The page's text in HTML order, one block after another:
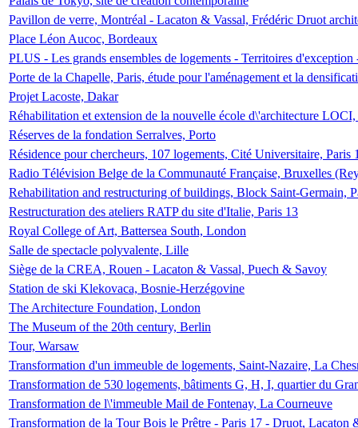
Pavillon de verre, Montréal - Lacaton & Vassal, Frédéric Druot
Place Léon Aucoc, Bordeaux
PLUS - Les grands ensembles de logements - Territoires
Porte de la Chapelle, Paris, étude pour l'aménagement et la
Projet Lacoste, Dakar
Réhabilitation et extension de la nouvelle école d\'architecture
Réserves de la fondation Serralves, Porto
Résidence pour chercheurs, 107 logements, Cité Universitaire, Paris
Radio Télévision Belge de la Communauté Française, Bruxelles
Rehabilitation and restructuring of buildings, Block Saint-Germain,
Restructuration des ateliers RATP du site d'Italie, Paris 13
Royal College of Art, Battersea South, London
Salle de spectacle polyvalente, Lille
Siège de la CREA, Rouen - Lacaton & Vassal, Puech & Savoy
Station de ski Klekovaca, Bosnie-Herzégovine
The Architecture Foundation, London
The Museum of the 20th century, Berlin
Tour, Warsaw
Transformation d'un immeuble de logements, Saint-Nazaire, La
Transformation de 530 logements, bâtiments G, H, I, quartier du
Transformation de l\'immeuble Mail de Fontenay, La Courneuve
Transformation de la Tour Bois le Prêtre - Paris 17 - Druot, Lacaton